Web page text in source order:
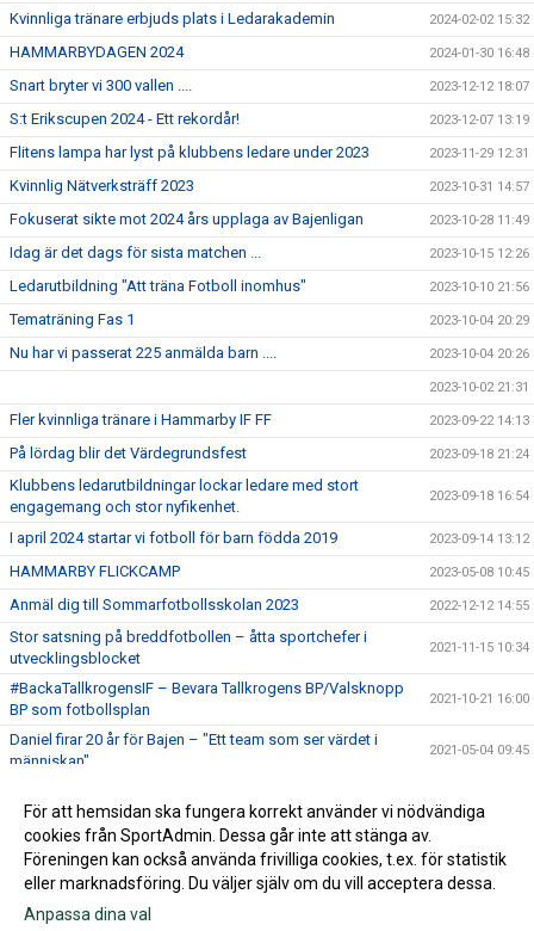
Kvinnliga tränare erbjuds plats i Ledarakademin 2024-02-02 15:32
HAMMARBYDAGEN 2024 2024-01-30 16:48
Snart bryter vi 300 vallen .... 2023-12-12 18:07
S:t Erikscupen 2024 - Ett rekordår! 2023-12-07 13:19
Flitens lampa har lyst på klubbens ledare under 2023 2023-11-29 12:31
Kvinnlig Nätverksträff 2023 2023-10-31 14:57
Fokuserat sikte mot 2024 års upplaga av Bajenligan 2023-10-28 11:49
Idag är det dags för sista matchen ... 2023-10-15 12:26
Ledarutbildning "Att träna Fotboll inomhus" 2023-10-10 21:56
Tematräning Fas 1 2023-10-04 20:29
Nu har vi passerat 225 anmälda barn .... 2023-10-04 20:26
2023-10-02 21:31
Fler kvinnliga tränare i Hammarby IF FF 2023-09-22 14:13
På lördag blir det Värdegrundsfest 2023-09-18 21:24
Klubbens ledarutbildningar lockar ledare med stort
engagemang och stor nyfikenhet.
2023-09-18 16:54
I april 2024 startar vi fotboll för barn födda 2019 2023-09-14 13:12
HAMMARBY FLICKCAMP 2023-05-08 10:45
Anmäl dig till Sommarfotbollsskolan 2023 2022-12-12 14:55
Stor satsning på breddfotbollen – åtta sportchefer i
utvecklingsblocket
2021-11-15 10:34
#BackaTallkrogensIF – Bevara Tallkrogens BP/Valsknopp
BP som fotbollsplan
2021-10-21 16:00
Daniel firar 20 år för Bajen – "Ett team som ser värdet i
människan"
2021-05-04 09:45
Huski Chocolate blir huvudpartner för hela Hammarby
Fotboll
För att hemsidan ska fungera korrekt använder vi nödvändiga
cookies från SportAdmin. Dessa går inte att stänga av.
Föreningen kan också använda frivilliga cookies, t.ex. för statistik
eller marknadsföring. Du väljer själv om du vill acceptera dessa.
Anpassa dina val